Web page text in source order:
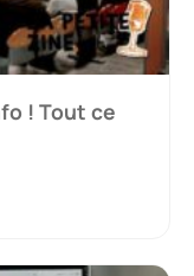
! Tout ce